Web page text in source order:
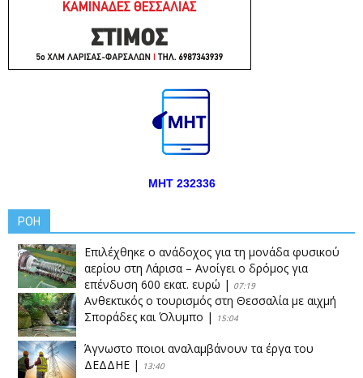
ΜΗΤ 232336
ΡΟΗ
Επιλέχθηκε ο ανάδοχος για τη μονάδα φυσικού
αερίου στη Λάρισα – Ανοίγει ο δρόμος για
επένδυση 600 εκατ. ευρώ | 07:19
Ανθεκτικός ο τουρισμός στη Θεσσαλία με αιχμή
Σποράδες και Όλυμπο | 15:04
Άγνωστο ποιοι αναλαμβάνουν τα έργα του
ΔΕΔΔΗΕ | 13:40